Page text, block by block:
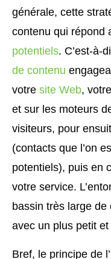
générale, cette
contenu qui répond
potentiels. C’est-à-
de contenu
votre site Web,
et sur les moteurs
visiteurs, pour
(contacts que l’on
potentiels), puis en
votre service.
bassin très large
avec un plus petit
Bref, le principe de